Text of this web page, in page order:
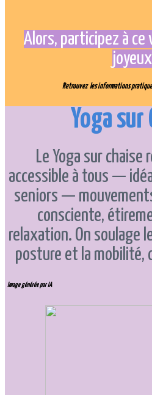
Alors, participez à ce
Retrouvez les informations
Yoga sur
Le Yoga sur chaise
accessible à tous —
seniors —
consciente,
relaxation. On soulage
posture et la mobilité,
Image générée par IA